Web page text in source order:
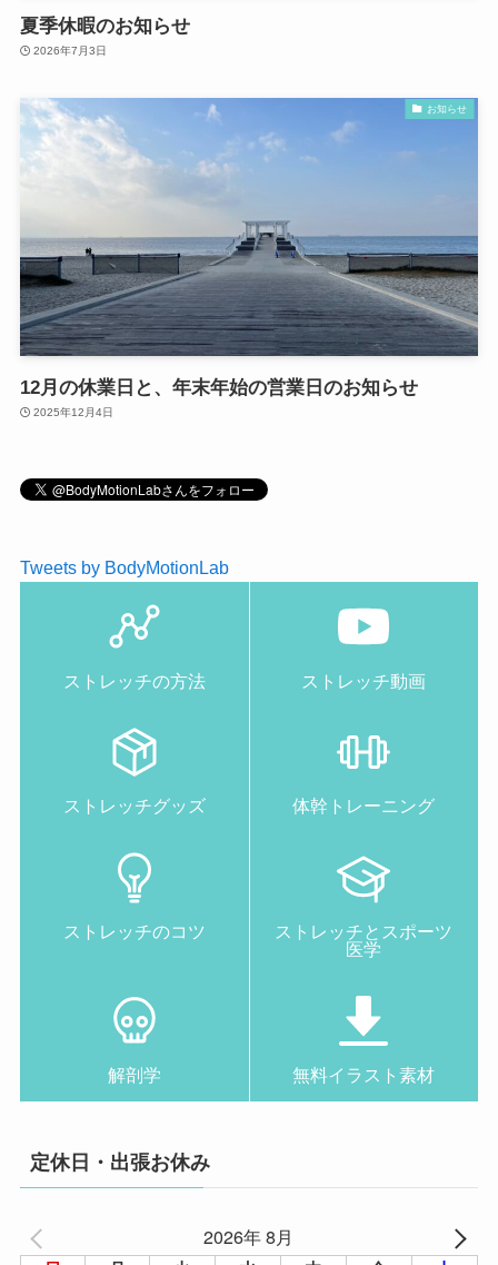
夏季休暇のお知らせ
2026年7月3日
お知らせ
12月の休業日と、年末年始の営業日のお知らせ
2025年12月4日
Tweets by BodyMotionLab
ストレッチの方法 ストレッチ動画
ストレッチグッズ 体幹トレーニング
ストレッチのコツ
ストレッチとスポーツ
医学
解剖学 無料イラスト素材
定休日・出張お休み
2026年 8月